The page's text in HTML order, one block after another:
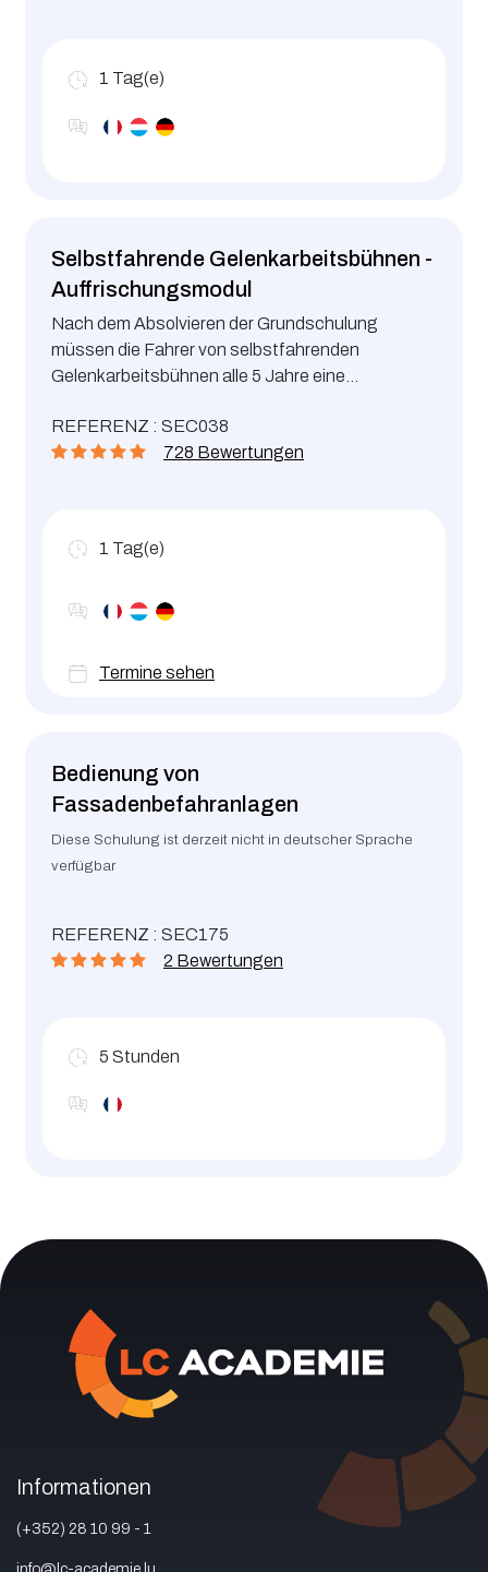
1 Tag(e)
Selbstfahrende Gelenkarbeitsbühnen -
Auffrischungsmodul
Nach dem Absolvieren der Grundschulung
müssen die Fahrer von selbstfahrenden
Gelenkarbeitsbühnen alle 5 Jahre eine
REFERENZ : SEC038
728 Bewertungen
1 Tag(e)
Termine sehen
Bedienung von
Fassadenbefahranlagen
Diese Schulung ist derzeit nicht in deutscher Sprache
verfügbar
REFERENZ : SEC175
2 Bewertungen
5 Stunden
Informationen
(+352) 28 10 99 - 1